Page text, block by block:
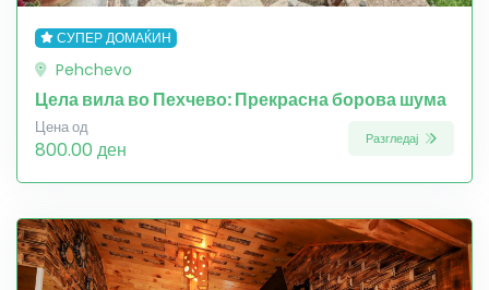
СУПЕР ДОМАЌИН
Pehchevo
Цела вила во Пехчево: Прекрасна борова шума
Цена од
800.00 ден Разгледај